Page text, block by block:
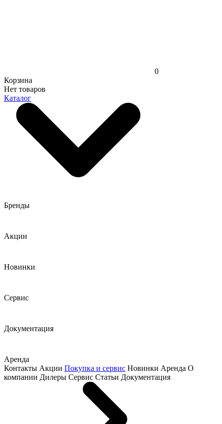
0
Корзина
Нет товаров
Каталог
Бренды
Акции
Новинки
Сервис
Документация
Аренда
Контакты Акции Покупка и сервис Новинки Аренда О
компании Дилеры Сервис Статьи Документация